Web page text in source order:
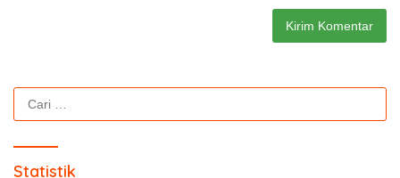
Cari
untuk:
Statistik